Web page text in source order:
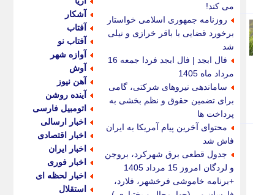
می کند!
روزنامه جمهوری اسلامی خواستار
برخورد قضایی با باقر خرازی و نیلی
شد
فال ابجد | فال ابجد فردا جمعه 16
مرداد ماه 1405
ساماندهی نیروهای شرکتی، گامی
برای تضمین حقوق و نظم بخشی به
پرداخت ها
محتوای آخرین پیام آمریکا به ایران
فاش شد
جدول قطعی برق شهرکرد، بروجن
و لردگان امروز 15 مرداد 1405
+برنامه خاموشی فرخشهر، فلارد،
آشکار
آفتاب
آفتاب نو
آوازه شهر
آوش
آهن نیوز
آینده روشن
اتومبیل فارسی
اخبار ارسالی
اخبار اقتصادی
اخبار ایران
اخبار فوری
اخبار لحظه ای
استقلال